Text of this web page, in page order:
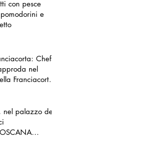
con pesce
e
Chefs
nel
Franciacorta,
nel palazzo dei